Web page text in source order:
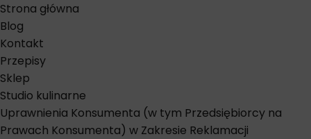
Strona główna
Blog
Kontakt
Przepisy
Sklep
Studio kulinarne
Uprawnienia Konsumenta (w tym Przedsiębiorcy na
Prawach Konsumenta) w Zakresie Reklamacji